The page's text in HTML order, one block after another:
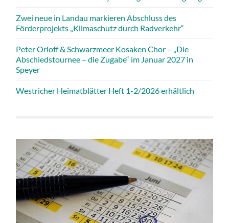
Zwei neue in Landau markieren Abschluss des
Förderprojekts „Klimaschutz durch Radverkehr“
Peter Orloff & Schwarzmeer Kosaken Chor – „Die
Abschiedstournee – die Zugabe“ im Januar 2027 in
Speyer
Westricher Heimatblätter Heft 1-2/2026 erhältlich